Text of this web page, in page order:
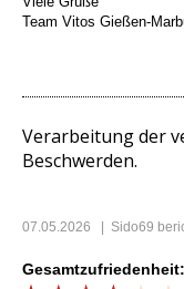
Team Vitos Gießen-
Verarbeitung der
Beschwerden.
07.05.2026 Sido69
Gesamtzufriedenheit: